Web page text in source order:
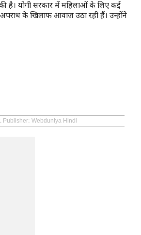
है। योगी सरकार में महिलाओं के लिए कई
के खिलाफ आवाज उठा रही हैं। उन्होंने
Publisher: Webduniya Hindi